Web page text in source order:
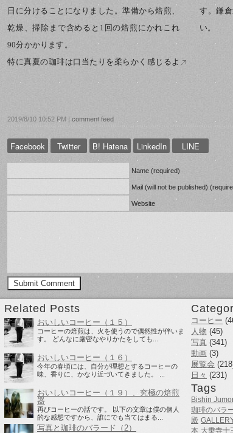
日に分けることになりました。準備から焙煎、
乾燥、掃除まで含めると1回の焙煎にかれこれ
90分かかります。
特に真夏の珈琲は口当たりを柔らかく感じるよ
す。鎌
い。
2019/8/10 10:52 PM | comment feed
Facebook Twitter B! Hatena LinkedIn LINE
Name (required)
Mail (will not be published)
Website
Related Posts
おいしいコーヒー（１５）
コーヒーの焙煎は、火を使うので偶然性が伴いま
す。 どんなに厳密なやりかたをしても...
おいしいコーヒー（１６）
今年の春頃には、自分が理想とするコーヒーの
味、香りに、かなり近づいてきました。 ...
おいしいコーヒー（１９）、究極の焙煎
器
再びコーヒーの話です。 以下の文章は僕の個人
的な感想ですから、誰にでも当てはまる...
写真と珈琲のバラード（2）
コーヒー
人物 (45)
写真 (341)
動画 (3)
展覧会
日々 (231)
Tags
Bishin
珈琲のバラ
殿
本 大乗寺十